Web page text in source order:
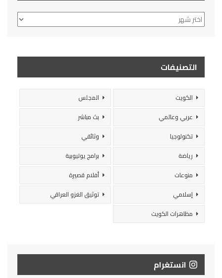
الأرشيف
التصنيفات
الكويت
المجلس
عربي وعالمي
بث مباشر
تكنولوجيا
وثائقي
رياضة
برامج يوتيوبية
منوعات
أفلام قصيرة
إسلامي
توثيق الغزو العراقي
مظاهرات الكويت
انستغرام